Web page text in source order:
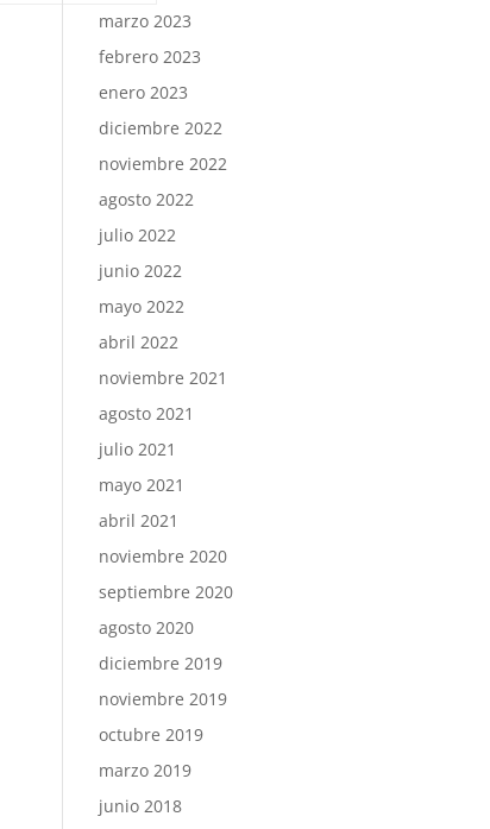
marzo 2023
febrero 2023
enero 2023
diciembre 2022
noviembre 2022
agosto 2022
julio 2022
junio 2022
mayo 2022
abril 2022
noviembre 2021
agosto 2021
julio 2021
mayo 2021
abril 2021
noviembre 2020
septiembre 2020
agosto 2020
diciembre 2019
noviembre 2019
octubre 2019
marzo 2019
junio 2018